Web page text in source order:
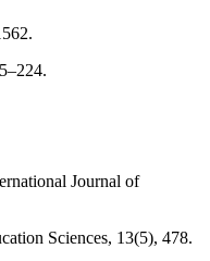
Journal of
Sciences, 13(5), 478.